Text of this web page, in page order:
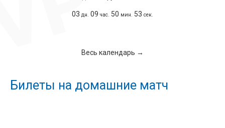
03 дн. 09 час. 50 мин. 53 сек.
Весь календарь →
Билеты на домашние матч